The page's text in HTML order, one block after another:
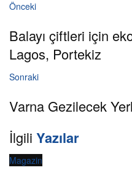
Önceki
Balayı çiftleri için
Lagos, Portekiz
Sonraki
Varna Gezilecek
İlgili Yazılar
Magazin